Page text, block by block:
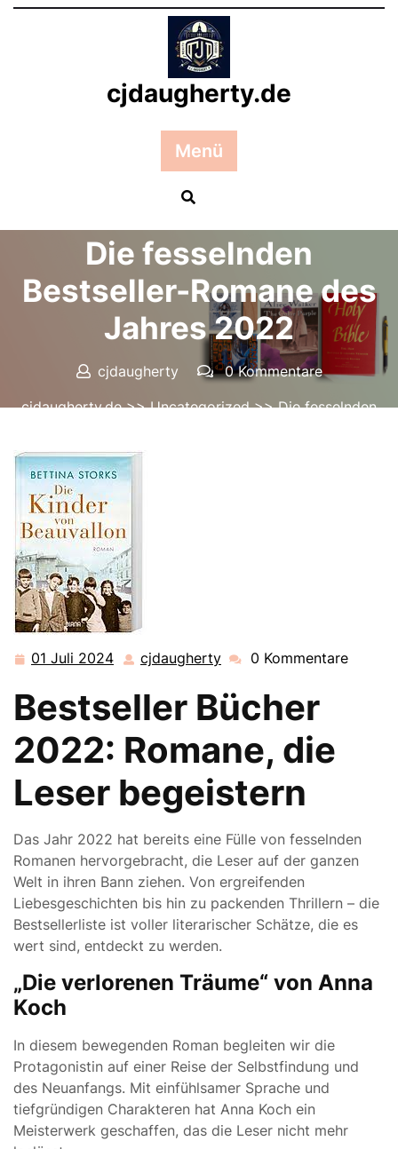
Zum
cjdaugherty.de
Menü
Posted On 01 Juli 2024
Die fesselnden
Bestseller-Romane des
Jahres 2022
cjdaugherty
0 Kommentare
cjdaugherty.de>>Uncategorized>> Die fesselnden
01 Juli 2024 01
2024
cjdaugherty cjdaugherty
0 Kommentare
Bestseller Bücher
2022: Romane, die
Leser begeistern
Das Jahr 2022 hat bereits eine Fülle von fesselnden
Romanen hervorgebracht, die Leser auf der ganzen
Welt in ihren Bann ziehen. Von ergreifenden
Liebesgeschichten bis hin zu packenden Thrillern – die
Bestsellerliste ist voller literarischer Schätze, die es
wert sind, entdeckt zu werden.
„Die verlorenen Träume“ von Anna
Koch
In diesem bewegenden Roman begleiten wir die
Protagonistin auf einer Reise der Selbstfindung und
des Neuanfangs. Mit einfühlsamer Sprache und
tiefgründigen Charakteren hat Anna Koch ein
Meisterwerk geschaffen, das die Leser nicht mehr